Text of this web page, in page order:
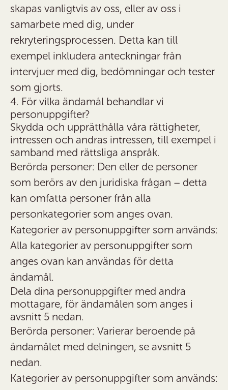
skapas vanligtvis av oss, eller av oss i
samarbete med dig, under
rekryteringsprocessen. Detta kan till
exempel inkludera anteckningar från
intervjuer med dig, bedömningar och tester
som gjorts.
4. För vilka ändamål behandlar vi
personuppgifter?
Skydda och upprätthålla våra rättigheter,
intressen och andras intressen, till exempel i
samband med rättsliga anspråk.
Berörda personer: Den eller de personer
som berörs av den juridiska frågan – detta
kan omfatta personer från alla
personkategorier som anges ovan.
Kategorier av personuppgifter som används:
Alla kategorier av personuppgifter som
anges ovan kan användas för detta
ändamål.
Dela dina personuppgifter med andra
mottagare, för ändamålen som anges i
avsnitt 5 nedan.
Berörda personer: Varierar beroende på
ändamålet med delningen, se avsnitt 5
nedan.
Kategorier av personuppgifter som används: